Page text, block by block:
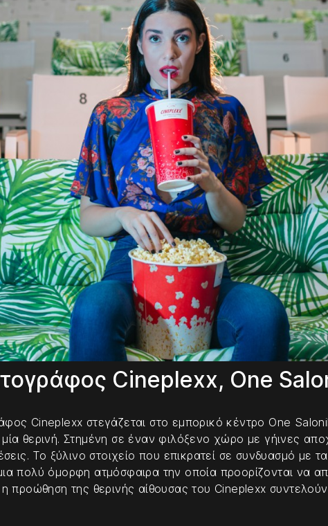
Cineplexx, One
Cineplexx στεγάζεται στο εμπορικό κέντρο One
θερινή. Στημένη σε έναν φιλόξενο χώρο με γήινες
Το ξύλινο στοιχείο που επικρατεί σε συνδυασμό
πολύ όμορφη ατμόσφαιρα την οποία προορίζονται να
η προώθηση της θερινής αίθουσας του Cineplexx